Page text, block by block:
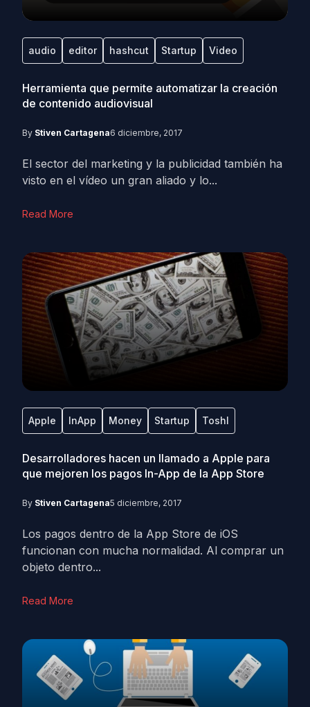
audio editor hashcut Startup Video
Herramienta que permite automatizar la creación
de contenido audiovisual
By Stiven Cartagena6 diciembre, 2017
El sector del marketing y la publicidad también ha
visto en el vídeo un gran aliado y lo...
Read More
Apple InApp Money Startup Toshl
Desarrolladores hacen un llamado a Apple para
que mejoren los pagos In-App de la App Store
By Stiven Cartagena5 diciembre, 2017
Los pagos dentro de la App Store de iOS
funcionan con mucha normalidad. Al comprar un
objeto dentro...
Read More